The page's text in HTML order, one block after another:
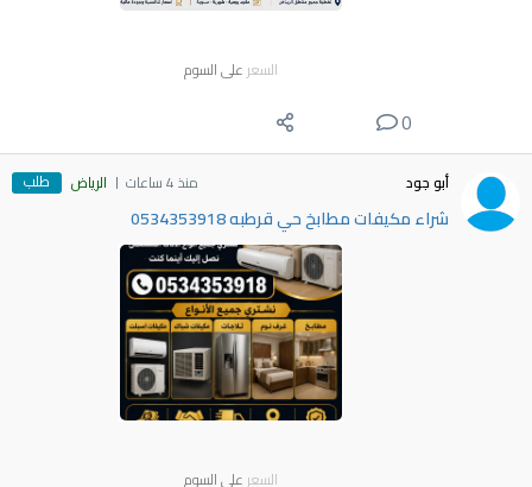
السعر على السوم
0
أبو جود منذ 4 ساعات الرياض طلب
شراء مكيفات مطابخ حي قرطبه 0534353918
السعر على السوم